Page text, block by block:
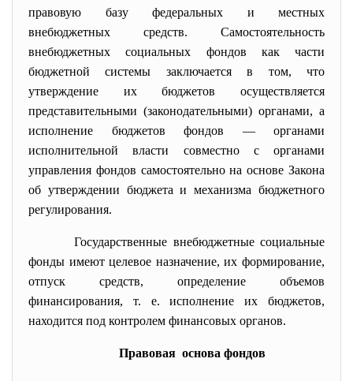
правовую базу федеральных и местных
внебюджетных средств. Самостоятельность
внебюджетных социальных фондов как части
бюджетной системы заключается в том, что
утверждение их бюджетов осуществляется
представительными (законодательными) органами, а
исполнение бюджетов фондов — органами
исполнительной власти совместно с органами
управления фондов самостоятельно на основе Закона
об утверждении бюджета и механизма бюджетного
регулирования.
Государственные внебюджетные социальные
фонды имеют целевое назначение, их формирование,
отпуск средств, определение объемов
финансирования, т. е. исполнение их бюджетов,
находится под контролем финансовых органов.
Правовая основа фондов